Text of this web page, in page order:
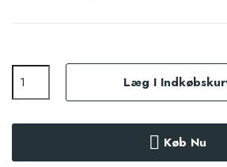
Læg I
Køb Nu